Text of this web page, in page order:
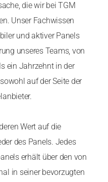
die wir bei TGM
Unser Fachwissen
und aktiver Panels
unseres Teams, von
ein Jahrzehnt in der
auf der Seite der
Wert auf die
des Panels. Jedes
erhält über den von
in seiner bevorzugten